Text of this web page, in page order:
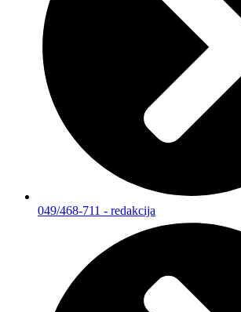
049/468-711 - redakcija